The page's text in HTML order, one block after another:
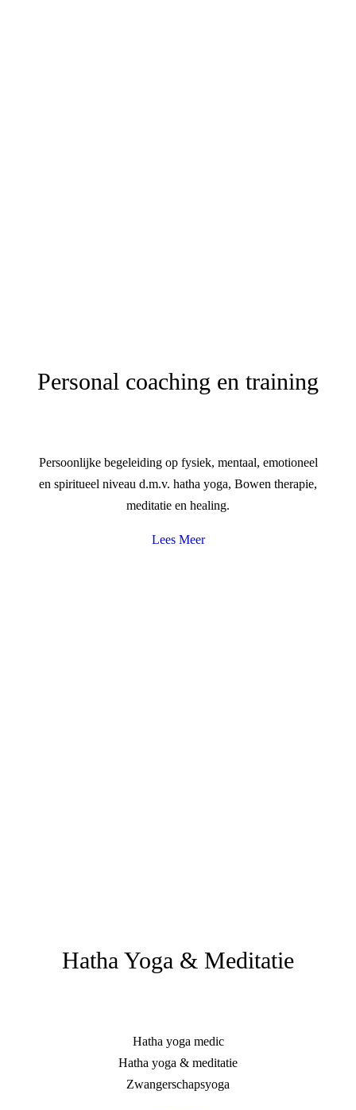
Personal coaching en training
Persoonlijke begeleiding op fysiek, mentaal, emotioneel
en spiritueel niveau d.m.v. hatha yoga, Bowen therapie,
meditatie en healing.
Lees Meer
Hatha Yoga & Meditatie
Hatha yoga medic
Hatha yoga & meditatie
Zwangerschapsyoga